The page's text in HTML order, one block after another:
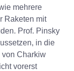
mehrere
Raketen mit
Prof. Pinsky
in die
von Charkiw
vorerst